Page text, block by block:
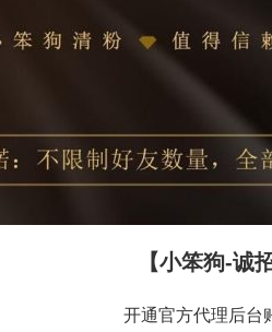
【小笨狗-诚
开通官方代理后台